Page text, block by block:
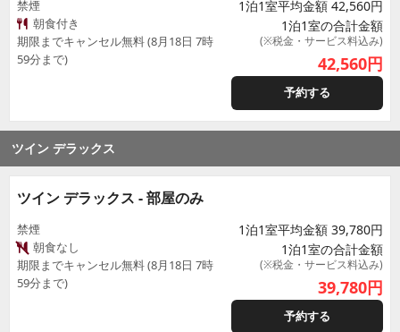
禁煙
朝食付き
期限までキャンセル無料 (8月18日 7時
59分まで)
1泊1室平均金額 42,560円
1泊1室の合計金額
(※税金・サービス料込み)
42,560円
予約する
ツイン デラックス
ツイン デラックス - 部屋のみ
禁煙
朝食なし
期限までキャンセル無料 (8月18日 7時
59分まで)
1泊1室平均金額 39,780円
1泊1室の合計金額
(※税金・サービス料込み)
39,780円
予約する